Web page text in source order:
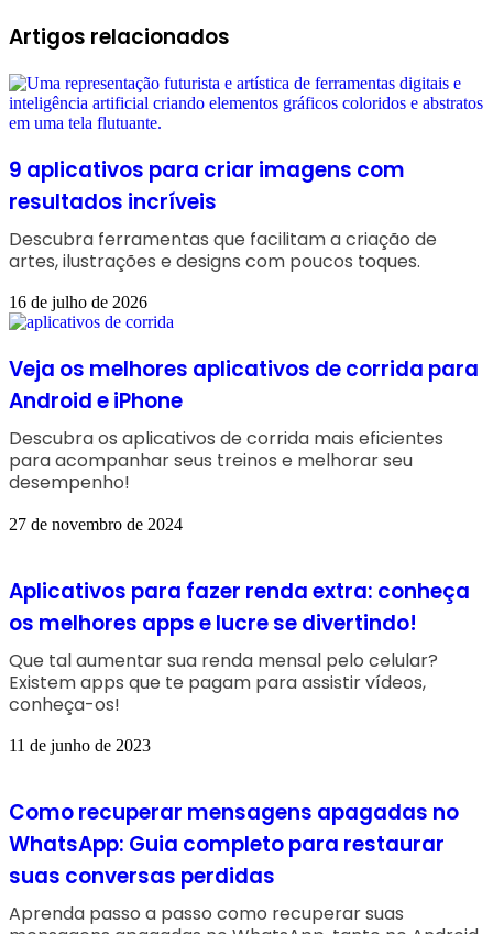
Facebook
Linkedin
WhatsApp
Telegram
Artigos relacionados
9 aplicativos para criar imagens com
resultados incríveis
Descubra ferramentas que facilitam a criação de
artes, ilustrações e designs com poucos toques.
16 de julho de 2026
Veja os melhores aplicativos de corrida para
Android e iPhone
Descubra os aplicativos de corrida mais eficientes
para acompanhar seus treinos e melhorar seu
desempenho!
27 de novembro de 2024
Aplicativos para fazer renda extra: conheça
os melhores apps e lucre se divertindo!
Que tal aumentar sua renda mensal pelo celular?
Existem apps que te pagam para assistir vídeos,
conheça-os!
11 de junho de 2023
Como recuperar mensagens apagadas no
WhatsApp: Guia completo para restaurar
suas conversas perdidas
Aprenda passo a passo como recuperar suas